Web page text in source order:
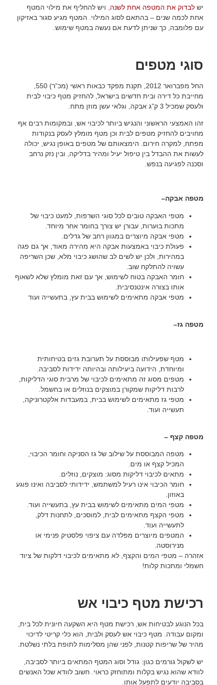
יש לבדוק את המטפה אחת לשנה , ויש להחליף את מילוי המטף
אחת לכמה שנים – בהתאם לסוג המילוי. המטף מגיע סגור באזיקון
עם פלומבה, כך שניתן לדעת אם נעשה במטף שימוש.
סוגי מטפים
מחייבת כל דירה ובית חדשים בישראל, להחזיק מטף כיבוי לבית
ולעסק שמכיל 3 ק”ג אבקה, וגלאי עשן מוזן מתח.
זהו האמצעי הראשוני והנגיש ביותר לכיבוי אש, ובמקומות רבים אף
מחויבים להחזיק מטפים לבית וכן מטף מומלץ לעסק בנקודות
מפתח, למקרה חירום. הימצאותם של מטפים באופן נגיש, יכולה
לעשות את ההבדל בין טיפול יעיל ומהיר בדליקה, ובין נזק נרחב
וסכנה לפגיעה בנפש.
מטפה אבקה–
מטפי האבקה טובים לכל סוגי השרפות, למעט כיבוי של
מתכות בוערות, עבורן יש צורך בחומר אחר מיוחד.
מטפי אבקה מיוצרים במגוון רחב של גדלים.
פעולת כיבוי באמצעות אבקה היא מהירה מאוד, אך גם פגה
במהירות, ולכן יש לשים לב שהושג כיבוי מלא, שכן השריפה
עשויה להתלקח שוב.
חומר האבקה בטוח לשימוש, אך עם זאת מומלץ שלא לשאוף
אותו בצורה אינטנסיבית.
מטפי אבקה מתאימים לשימוש בבית עץ, בתעשייה ועוד
מטפה גז–
מטף שפעילותו מבוססת על תערובת גזים בטיחותית
ומיוחדת, הידועה ביעילותה ובהיותה ידידות לסביבה.
מטפים מסוג זה מתאימים לכיבוי של מרבית סוגי הדליקות,
לרבות דליקות שמקורן במוצקים בנוזלים או בחשמל.
מטפי גז מתאימים לשימוש בבית, במעבדות אלקטרוניקה,
תעשייה ועוד.
מטפה קצף –
מטפה המבוססת על שילוב של גז הסניקה וחומר הכיבוי,
המכיל קצף או מים.
מתאים לכיבוי דליקות מסוג: מוצקים, נוזלים.
חומר הכיבוי אינו רעיל למשתמש, ידידותי לסביבה ואינו פוגע
באוזון.
מטפי המים מתאימים לשימוש בבית עץ, בתעשייה ועוד.
מטפי הקצף מתאימים לבית, למוסכים, לתחנות דלק,
לתעשייה ועוד.
המטפים מיוצרים מפלדה עם ציפוי פלסטיק פנימי או
מנירוסטה.
אזהרה – מטפי המים והקצף, לא מתאימים לכיבוי דלקות של ציוד
חשמלי ומתכות קלות!
רכישת מטף כיבוי אש
בכל הנוגע לבטיחות אש, רכישת מטף היא השקעה חיונית לכל בית,
ומקום עבודה. מטף כיבוי אש לעסק ולבית, הוא כלי קריטי לדיכוי
מהיר של שריפות קטנות, לפני שהן מסלימות לתופת בלתי נשלטת.
יש לשקול גורמים כגון: גודל וסוג המטף המתאים ביותר לסביבה,
לוודא שהוא נגיש בקלות ומתוחזק כראוי. חשוב לוודא שכל האנשים
בסביבה יודעים לתפעל אותו.